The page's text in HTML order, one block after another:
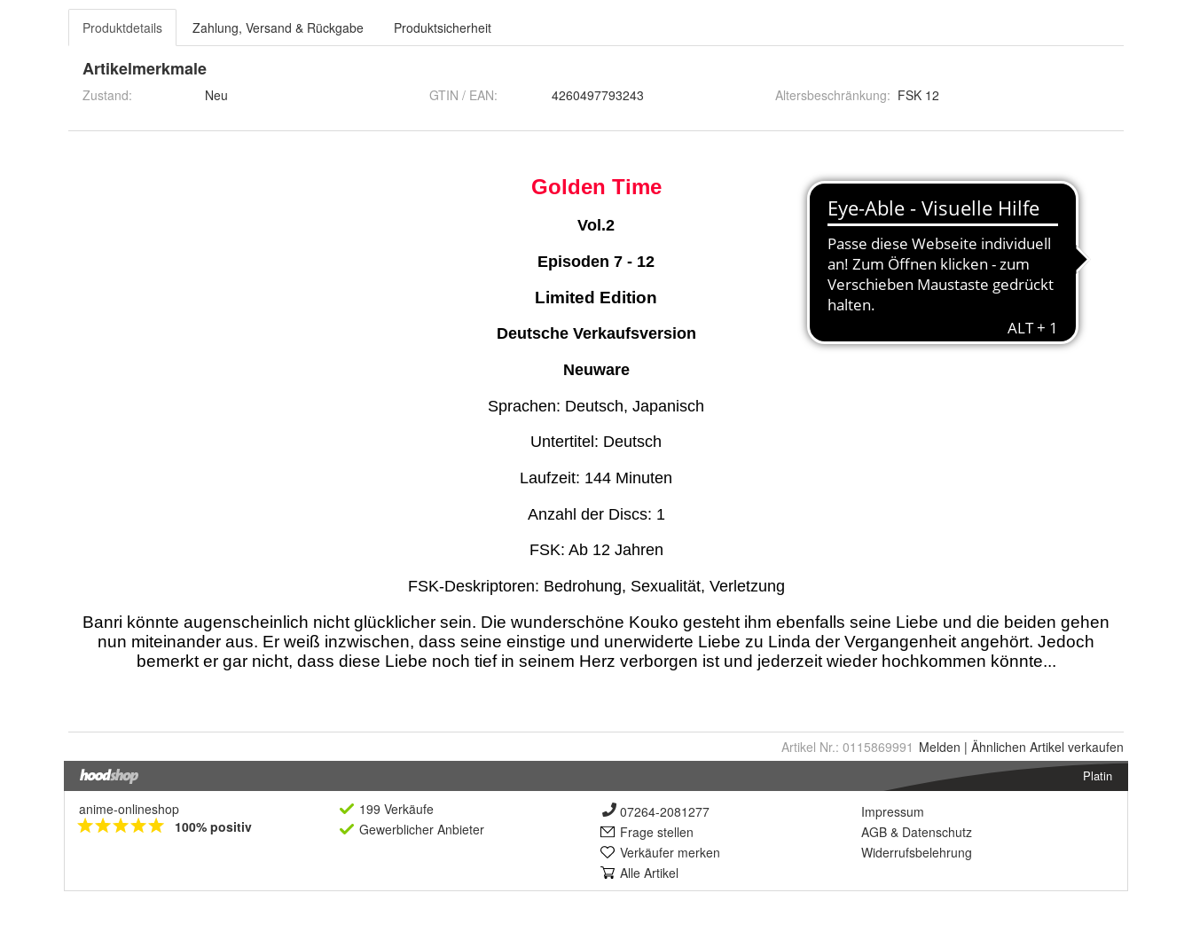
Produktdetails Zahlung, Versand & Rückgabe Produktsicherheit
Artikelmerkmale
Zustand: Neu GTIN / EAN: 4260497793243 Altersbeschränkung: FSK 12
Artikel Nr.: 0115869991 Melden | Ähnlichen Artikel verkaufen
Platin
anime-onlineshop
100% positiv
199 Verkäufe
Gewerblicher Anbieter
07264-2081277
Frage stellen
Verkäufer merken
Alle Artikel
Impressum
AGB & Datenschutz
Widerrufsbelehrung